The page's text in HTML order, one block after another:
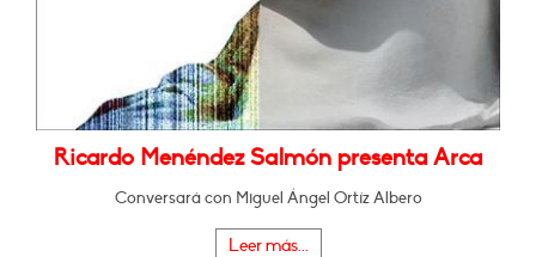
Ricardo Menéndez Salmón presenta Arca
Conversará con Miguel Ángel Ortíz Albero
Leer más...